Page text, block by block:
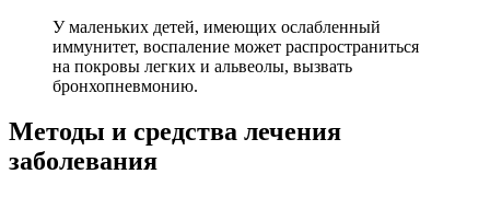
У маленьких детей, имеющих ослабленный
иммунитет, воспаление может распространиться
на покровы легких и альвеолы, вызвать
бронхопневмонию.
Методы и средства лечения
заболевания